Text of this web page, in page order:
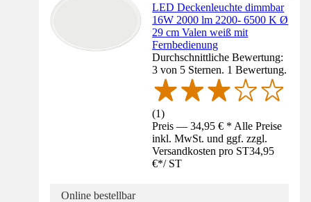
LED Deckenleuchte dimmbar
16W 2000 lm 2200- 6500 K Ø
29 cm Valen weiß mit
Fernbedienung
Durchschnittliche Bewertung:
3 von 5 Sternen. 1 Bewertung.
(1)
Preis — 34,95 € * Alle Preise
inkl. MwSt. und ggf. zzgl.
Versandkosten pro ST34,95
€*/ ST
Online bestellbar